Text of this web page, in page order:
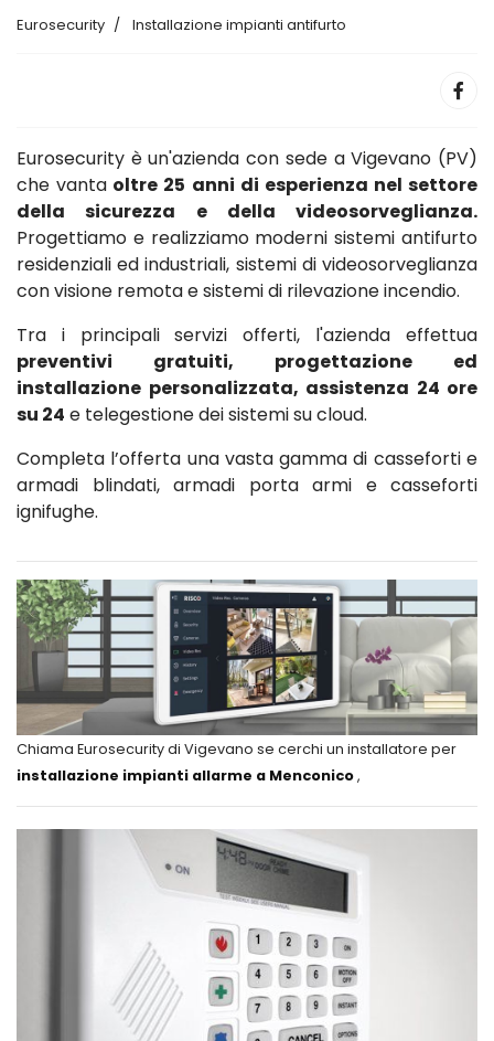
Eurosecurity Installazione impianti antifurto
Eurosecurity è un'azienda con sede a Vigevano (PV)
che vanta oltre 25 anni di esperienza nel settore
della sicurezza e della videosorveglianza.
Progettiamo e realizziamo moderni sistemi antifurto
residenziali ed industriali, sistemi di videosorveglianza
con visione remota e sistemi di rilevazione incendio.
Tra i principali servizi offerti, l'azienda effettua
preventivi gratuiti, progettazione ed
installazione personalizzata, assistenza 24 ore
su 24 e telegestione dei sistemi su cloud.
Completa l’offerta una vasta gamma di casseforti e
armadi blindati, armadi porta armi e casseforti
ignifughe.
Chiama Eurosecurity di Vigevano se cerchi un installatore per
installazione impianti allarme a Menconico,